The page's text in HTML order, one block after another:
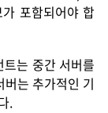
포함되어야 합
는 중간 서버를
는 추가적인 기
.